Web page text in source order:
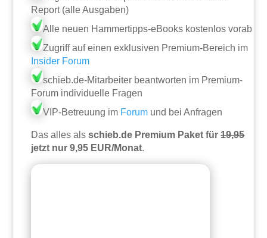
Report (alle Ausgaben)
Alle neuen Hammertipps-eBooks kostenlos vorab
Zugriff auf einen exklusiven Premium-Bereich im
Insider Forum
schieb.de-Mitarbeiter beantworten im Premium-
Forum individuelle Fragen
VIP-Betreuung im Forum und bei Anfragen
Das alles alsschieb.de Premium Paket für19,95
jetzt nur 9,95 EUR/Monat.